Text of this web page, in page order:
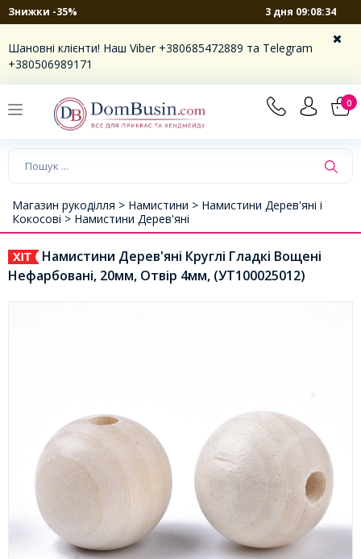
Знижки -35% 3 дня 09:08:34
Шановні клієнти! Наш Viber +380685472889 та Telegram
+380506989171
0
Магазин рукоділля > Намистини > Намистини Дерев'яні і
Кокосові > Намистини Дерев'яні
Намистини Дерев'яні Круглі Гладкі Вощені
Нефарбовані, 20мм, Отвір 4мм, (УТ100025012)